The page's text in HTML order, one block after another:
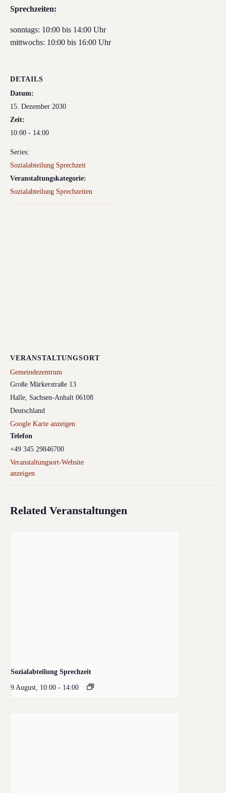
Sprechzeiten:
sonntags: 10:00 bis 14:00 Uhr
mittwochs: 10:00 bis 16:00 Uhr
DETAILS
Datum:
15. Dezember 2030
Zeit:
10:00 - 14:00
Series:
Sozialabteilung Sprechzeit
Veranstaltungskategorie:
Sozialabteilung Sprechzeiten
VERANSTALTUNGSORT
Gemeindezentrum
Große Märkerstraße 13
Halle, Sachsen-Anhalt 06108
Deutschland
Google Karte anzeigen
Telefon
+49 345 29846700
Veranstaltungsort-Website
anzeigen
Related Veranstaltungen
Sozialabteilung Sprechzeit
9 August, 10:00 - 14:00